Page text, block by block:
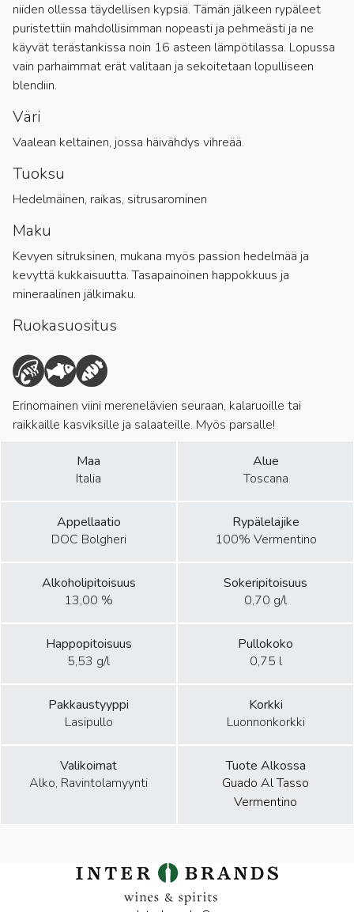
niiden ollessa täydellisen kypsiä. Tämän jälkeen rypäleet
puristettiin mahdollisimman nopeasti ja pehmeästi ja ne
käyvät terästankissa noin 16 asteen lämpötilassa. Lopussa
vain parhaimmat erät valitaan ja sekoitetaan lopulliseen
blendiin.
Väri
Vaalean keltainen, jossa häivähdys vihreää.
Tuoksu
Hedelmäinen, raikas, sitrusarominen
Maku
Kevyen sitruksinen, mukana myös passion hedelmää ja
kevyttä kukkaisuutta. Tasapainoinen happokkuus ja
mineraalinen jälkimaku.
Ruokasuositus
Erinomainen viini merenelävien seuraan, kalaruoille tai
raikkaille kasviksille ja salaateille. Myös parsalle!
Maa
Italia
Alue
Toscana
Appellaatio
DOC Bolgheri
Rypälelajike
100% Vermentino
Alkoholipitoisuus
13,00 %
Sokeripitoisuus
0,70 g/l
Happopitoisuus
5,53 g/l
Pullokoko
0,75 l
Pakkaustyyppi
Lasipullo
Korkki
Luonnonkorkki
Valikoimat
Alko, Ravintolamyynti
Tuote Alkossa
Guado Al Tasso
Vermentino